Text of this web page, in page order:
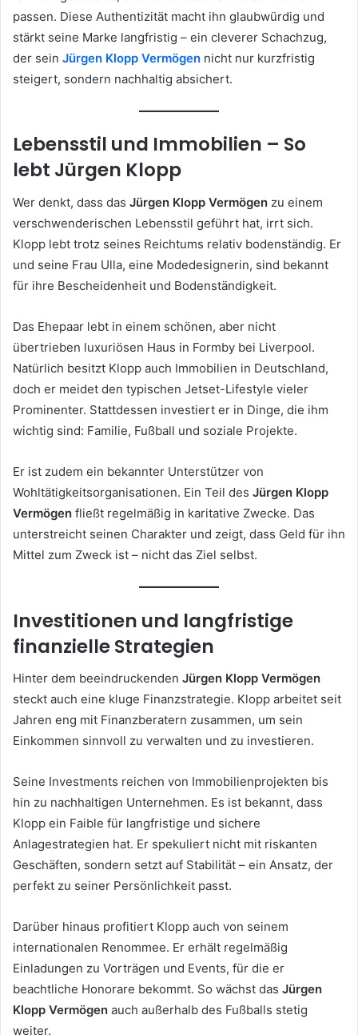
passen. Diese Authentizität macht ihn glaubwürdig und
stärkt seine Marke langfristig – ein cleverer Schachzug,
der sein Jürgen Klopp Vermögen nicht nur kurzfristig
steigert, sondern nachhaltig absichert.
Lebensstil und Immobilien – So
lebt Jürgen Klopp
Wer denkt, dass das Jürgen Klopp Vermögen zu einem
verschwenderischen Lebensstil geführt hat, irrt sich.
Klopp lebt trotz seines Reichtums relativ bodenständig. Er
und seine Frau Ulla, eine Modedesignerin, sind bekannt
für ihre Bescheidenheit und Bodenständigkeit.
Das Ehepaar lebt in einem schönen, aber nicht
übertrieben luxuriösen Haus in Formby bei Liverpool.
Natürlich besitzt Klopp auch Immobilien in Deutschland,
doch er meidet den typischen Jetset-Lifestyle vieler
Prominenter. Stattdessen investiert er in Dinge, die ihm
wichtig sind: Familie, Fußball und soziale Projekte.
Er ist zudem ein bekannter Unterstützer von
Wohltätigkeitsorganisationen. Ein Teil des Jürgen Klopp
Vermögen fließt regelmäßig in karitative Zwecke. Das
unterstreicht seinen Charakter und zeigt, dass Geld für ihn
Mittel zum Zweck ist – nicht das Ziel selbst.
Investitionen und langfristige
finanzielle Strategien
Hinter dem beeindruckenden Jürgen Klopp Vermögen
steckt auch eine kluge Finanzstrategie. Klopp arbeitet seit
Jahren eng mit Finanzberatern zusammen, um sein
Einkommen sinnvoll zu verwalten und zu investieren.
Seine Investments reichen von Immobilienprojekten bis
hin zu nachhaltigen Unternehmen. Es ist bekannt, dass
Klopp ein Faible für langfristige und sichere
Anlagestrategien hat. Er spekuliert nicht mit riskanten
Geschäften, sondern setzt auf Stabilität – ein Ansatz, der
perfekt zu seiner Persönlichkeit passt.
Darüber hinaus profitiert Klopp auch von seinem
internationalen Renommee. Er erhält regelmäßig
Einladungen zu Vorträgen und Events, für die er
beachtliche Honorare bekommt. So wächst das Jürgen
Klopp Vermögen auch außerhalb des Fußballs stetig
weiter.